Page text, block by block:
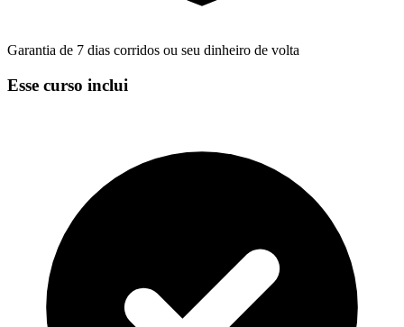
Garantia de 7 dias corridos ou seu dinheiro de volta
Esse curso inclui